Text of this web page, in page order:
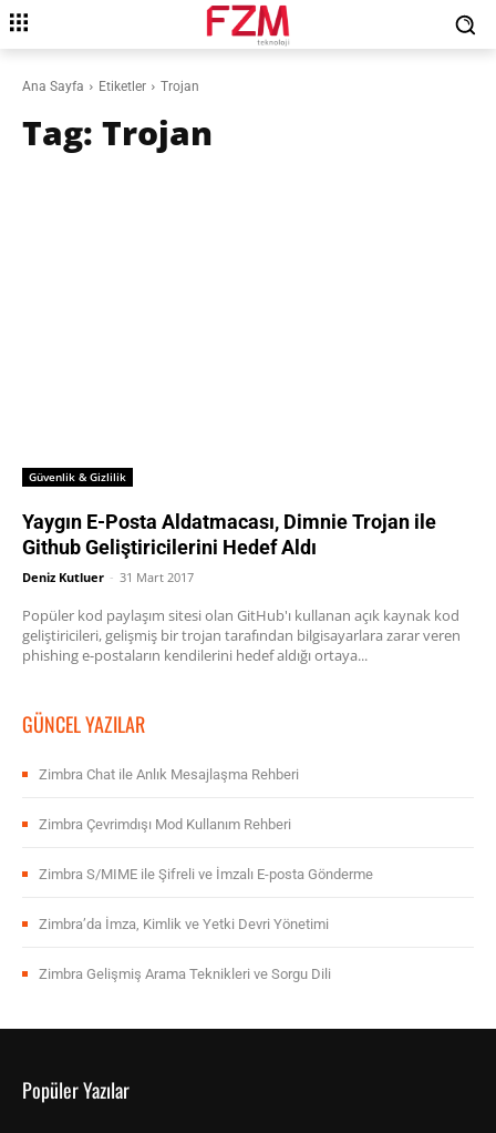
Ana Sayfa Etiketler Trojan
Tag: Trojan
Güvenlik & Gizlilik
Yaygın E-Posta Aldatmacası, Dimnie Trojan ile
Github Geliştiricilerini Hedef Aldı
Deniz Kutluer - 31 Mart 2017
Popüler kod paylaşım sitesi olan GitHub'ı kullanan açık kaynak kod
geliştiricileri, gelişmiş bir trojan tarafından bilgisayarlara zarar veren
phishing e-postaların kendilerini hedef aldığı ortaya...
GÜNCEL YAZILAR
Zimbra Chat ile Anlık Mesajlaşma Rehberi
Zimbra Çevrimdışı Mod Kullanım Rehberi
Zimbra S/MIME ile Şifreli ve İmzalı E-posta Gönderme
Zimbra’da İmza, Kimlik ve Yetki Devri Yönetimi
Zimbra Gelişmiş Arama Teknikleri ve Sorgu Dili
Popüler Yazılar